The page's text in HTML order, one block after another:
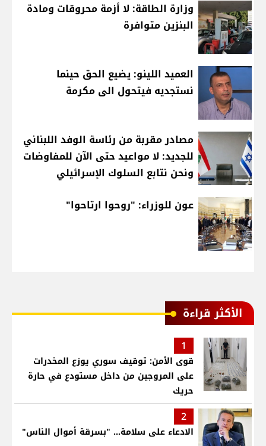
وزارة الطاقة: لا أزمة محروقات ومادة
البنزين متوافرة
العميد اللينو: يضيع الحق حينما
نستجديه فيتحول الى مكرمة
مصادر مقربة من رئاسة الوفد اللبناني
للجديد: لا مواعيد حتى الآن للمفاوضات
ونحن نتابع السلوك الإسرائيلي
عون للوزراء: "روحوا ارتاحوا"
الأكثر قراءة
1
قوى الأمن: توقيف سوري يوزع المخدرات
على المروجين من داخل مستودع في حارة
حريك
2
الادعاء على سلامة... "بسرقة أموال الناس"